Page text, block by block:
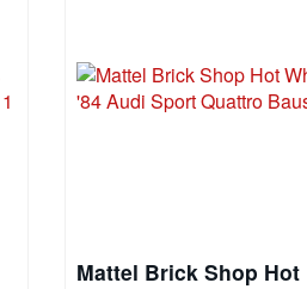
Mattel Brick Shop Hot